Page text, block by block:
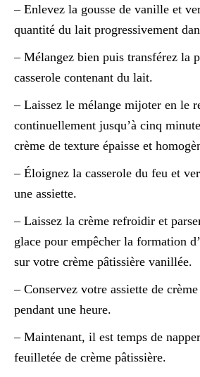
– Enlevez la gousse de vanille et
quantité du lait progressivement
– Mélangez bien puis transférez la
casserole contenant du lait.
– Laissez le mélange mijoter en le
continuellement jusqu’à cinq
crème de texture épaisse et
– Éloignez la casserole du feu et
une assiette.
– Laissez la crème refroidir et
glace pour empêcher la formation
sur votre crème pâtissière vanillée.
– Conservez votre assiette de
pendant une heure.
– Maintenant, il est temps de
feuilletée de crème pâtissière.